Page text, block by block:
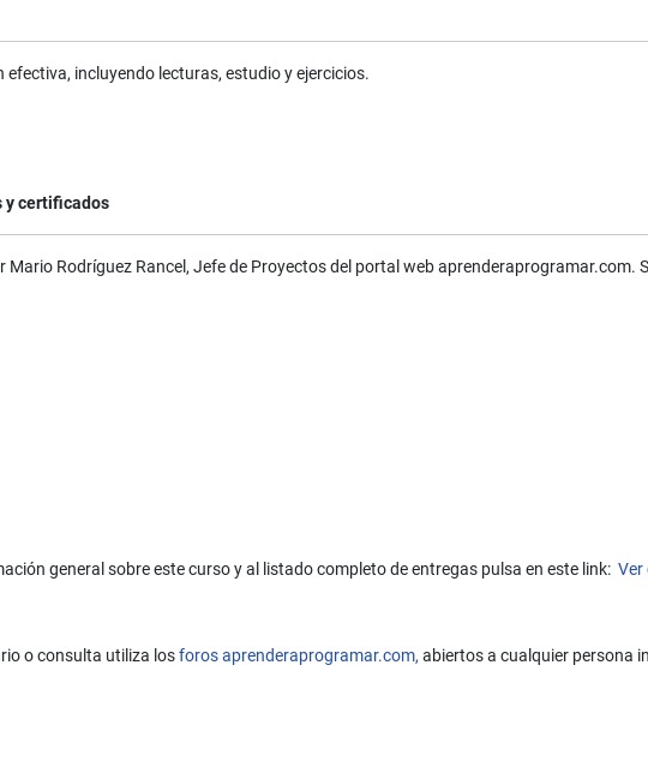
efectiva, incluyendo lecturas, estudio y ejercicios.
y certificados
Mario Rodríguez Rancel, Jefe de Proyectos del portal web
general sobre este curso y al listado completo de entregas pulsa en este link: Ver
o consulta utiliza losforos aprenderaprogramar.com, abiertos a cualquier persona